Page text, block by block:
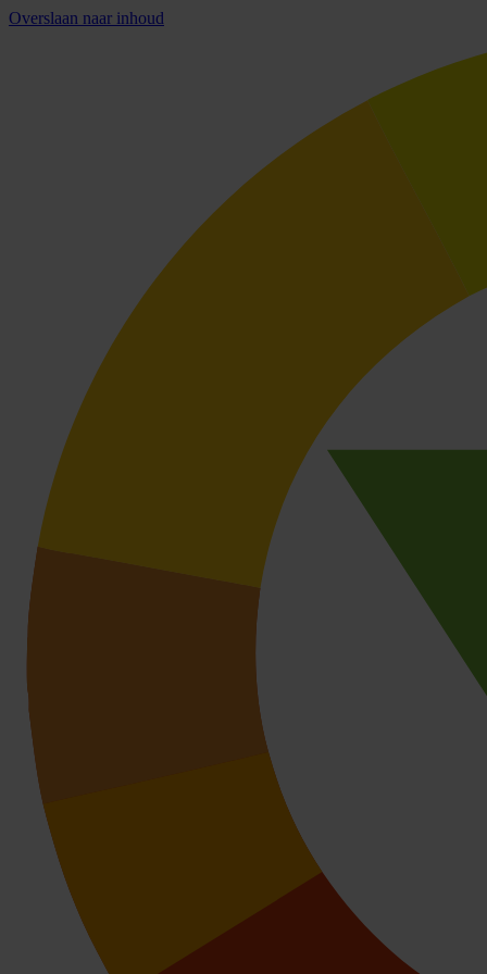
Overslaan naar inhoud